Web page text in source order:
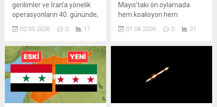
gerilimler ve İran’a yönelik
operasyonların 40. gününde,
Washington yönetiminin
silah yardımlarını
Dışişleri Bakanlığı, savaşın
etkilerini dengelemek
amacıyla bölgede kırılganlığı
azaltacak bir dizi silah ve
mühimmat satışını onayladı.
Bu adımlar, savaşın hemen
02.05.2026 0 17
Mayıs’taki ön oylamada
hem koalisyon hem
muhalefet milletvekillerinin
desteğini alan tasarının
yasalaşması için ilk
okumanın ardından henüz
üçüncü okumalardan da
01.06.2026 0 21